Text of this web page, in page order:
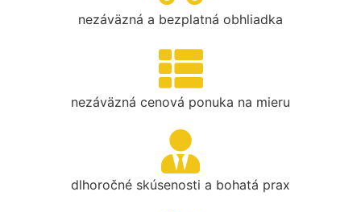
nezáväzná a bezplatná obhliadka
nezáväzná cenová ponuka na mieru
dlhoročné skúsenosti a bohatá prax